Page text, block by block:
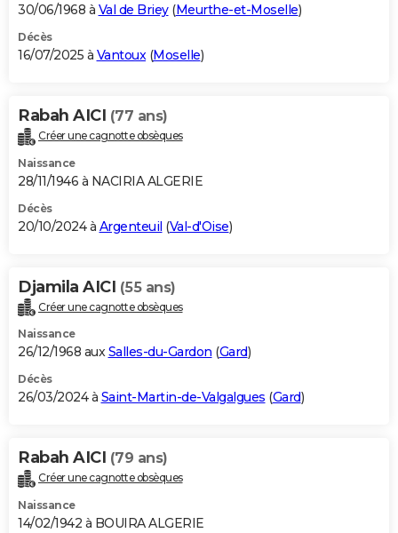
30/06/1968 à Val de Briey(Meurthe-et-Moselle)
Décès
16/07/2025 à Vantoux(Moselle)
Rabah AICI (77 ans)
Créer une cagnotte obsèques
Naissance
28/11/1946 à NACIRIA ALGERIE
Décès
20/10/2024 à Argenteuil (Val-d'Oise)
Djamila AICI (55 ans)
Créer une cagnotte obsèques
Naissance
26/12/1968 auxSalles-du-Gardon (Gard)
Décès
26/03/2024 à Saint-Martin-de-Valgalgues (Gard)
Rabah AICI (79 ans)
Créer une cagnotte obsèques
Naissance
14/02/1942 à BOUIRA ALGERIE